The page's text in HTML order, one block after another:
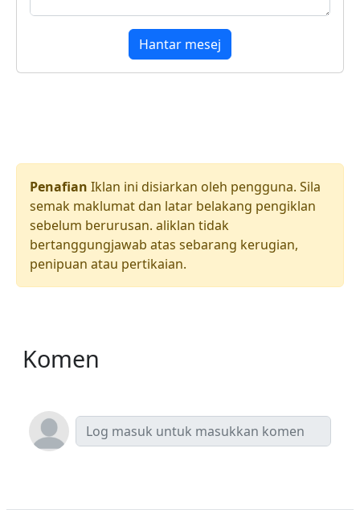
Hantar mesej
Penafian Iklan ini disiarkan oleh pengguna. Sila
semak maklumat dan latar belakang pengiklan
sebelum berurusan. aliklan tidak
bertanggungjawab atas sebarang kerugian,
penipuan atau pertikaian.
Komen